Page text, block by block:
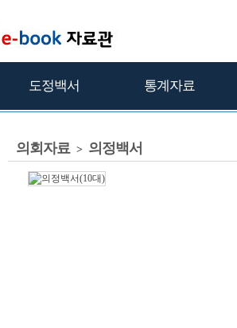
도정백서 통계자료
의회자료 > 의정백서